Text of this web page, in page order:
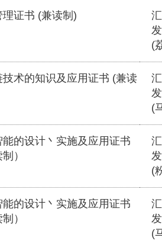
理证书 (兼读制)
(
技术的知识及应用证书 (兼读
(
能的设计丶实施及应用证书
）
(
能的设计丶实施及应用证书
）
(